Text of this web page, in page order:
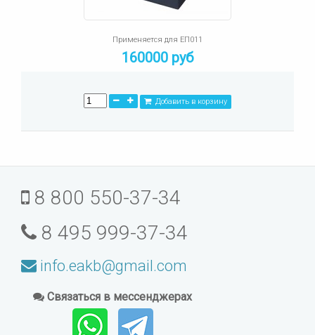
Применяется для ЕП011
160000 руб
Добавить в корзину
8 800 550-37-34
8 495 999-37-34
info.eakb@gmail.com
Связаться в мессенджерах